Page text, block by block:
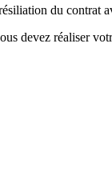
du contrat
devez réaliser